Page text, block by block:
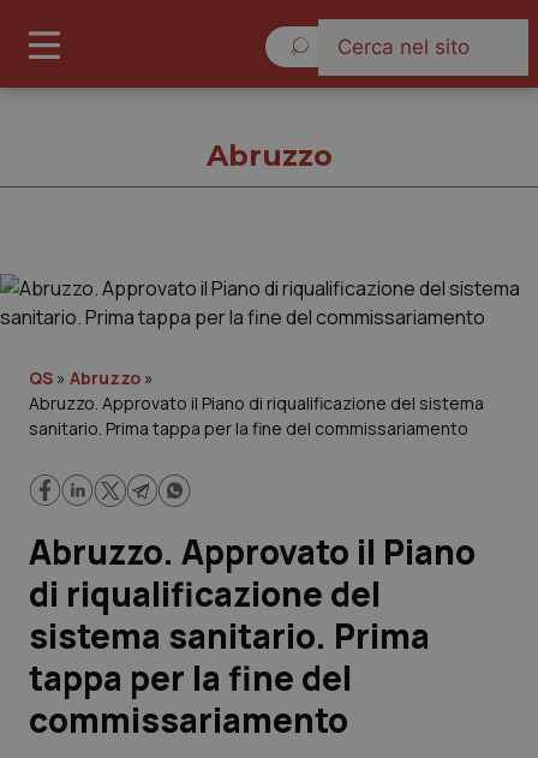
Governo e Parlamento
Regioni e Asl
Lavoro e Professioni
Scienza e Farmaci
Studi e Analisi
Lettere al direttore
Abruzzo
QS » Abruzzo »
Abruzzo. Approvato il Piano di riqualificazione del sistema
sanitario. Prima tappa per la fine del commissariamento
Abruzzo. Approvato il Piano
di riqualificazione del
sistema sanitario. Prima
tappa per la fine del
commissariamento